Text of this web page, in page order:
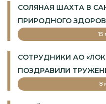
СОЛЯНАЯ ШАХТА В
ПРИРОДНОГО
15
СОТРУДНИКИ АО
ПОЗДРАВИЛИ
ПОБЕДЫ
8